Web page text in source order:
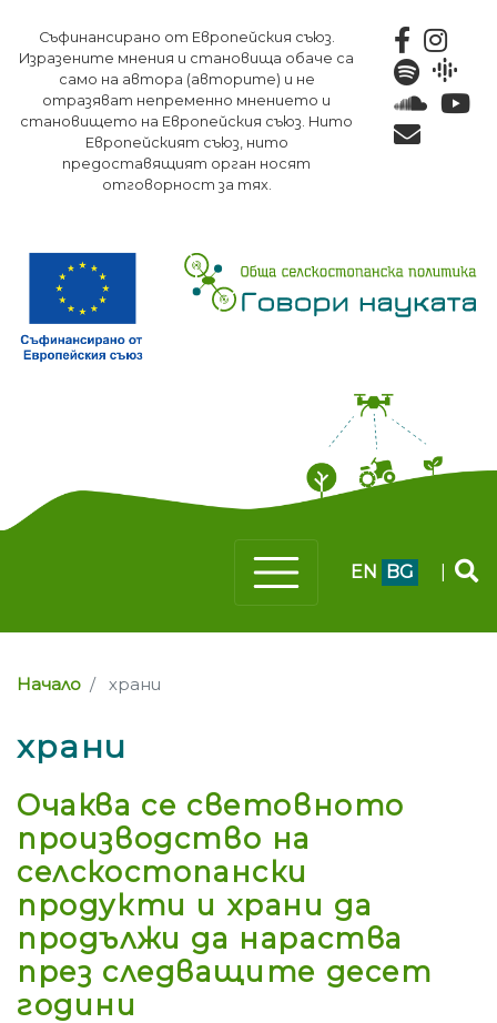
към
основното
съдържание
Съфинансирано от Европейския съюз.
Изразените мнения и становища обаче са
само на автора (авторите) и не
отразяват непременно мнението и
становището на Европейския съюз. Нито
Европейският съюз, нито
предоставящият орган носят
отговорност за тях.
EN BG
Начало храни
храни
Очаква се световното
производство на
селскостопански
продукти и храни да
продължи да нараства
през следващите десет
години